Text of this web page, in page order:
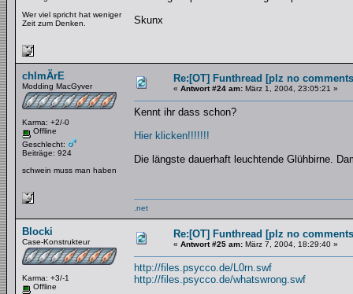
Wer viel spricht hat weniger
Zeit zum Denken.
Skunx
chImÄrE
Modding MacGyver
Karma: +2/-0
Offline
Geschlecht:
Beiträge: 924
schwein muss man haben
Re:[OT] Funthread [plz no
« Antwort #24 am: März 1, 2004, 23:05:21 »
Kennt ihr dass schon?
Hier klicken!!!!!!!
Die längste dauerhaft leuchtende Glühbirne.
.net
Blocki
Case-Konstrukteur
Karma: +3/-1
Offline
Re:[OT] Funthread [plz no
« Antwort #25 am: März 7, 2004, 18:29:40 »
http://files.psycco.de/L0rn.swf
http://files.psycco.de/whatswrong.swf